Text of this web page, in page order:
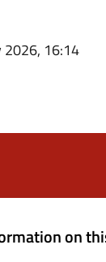
2026, 16:14
on